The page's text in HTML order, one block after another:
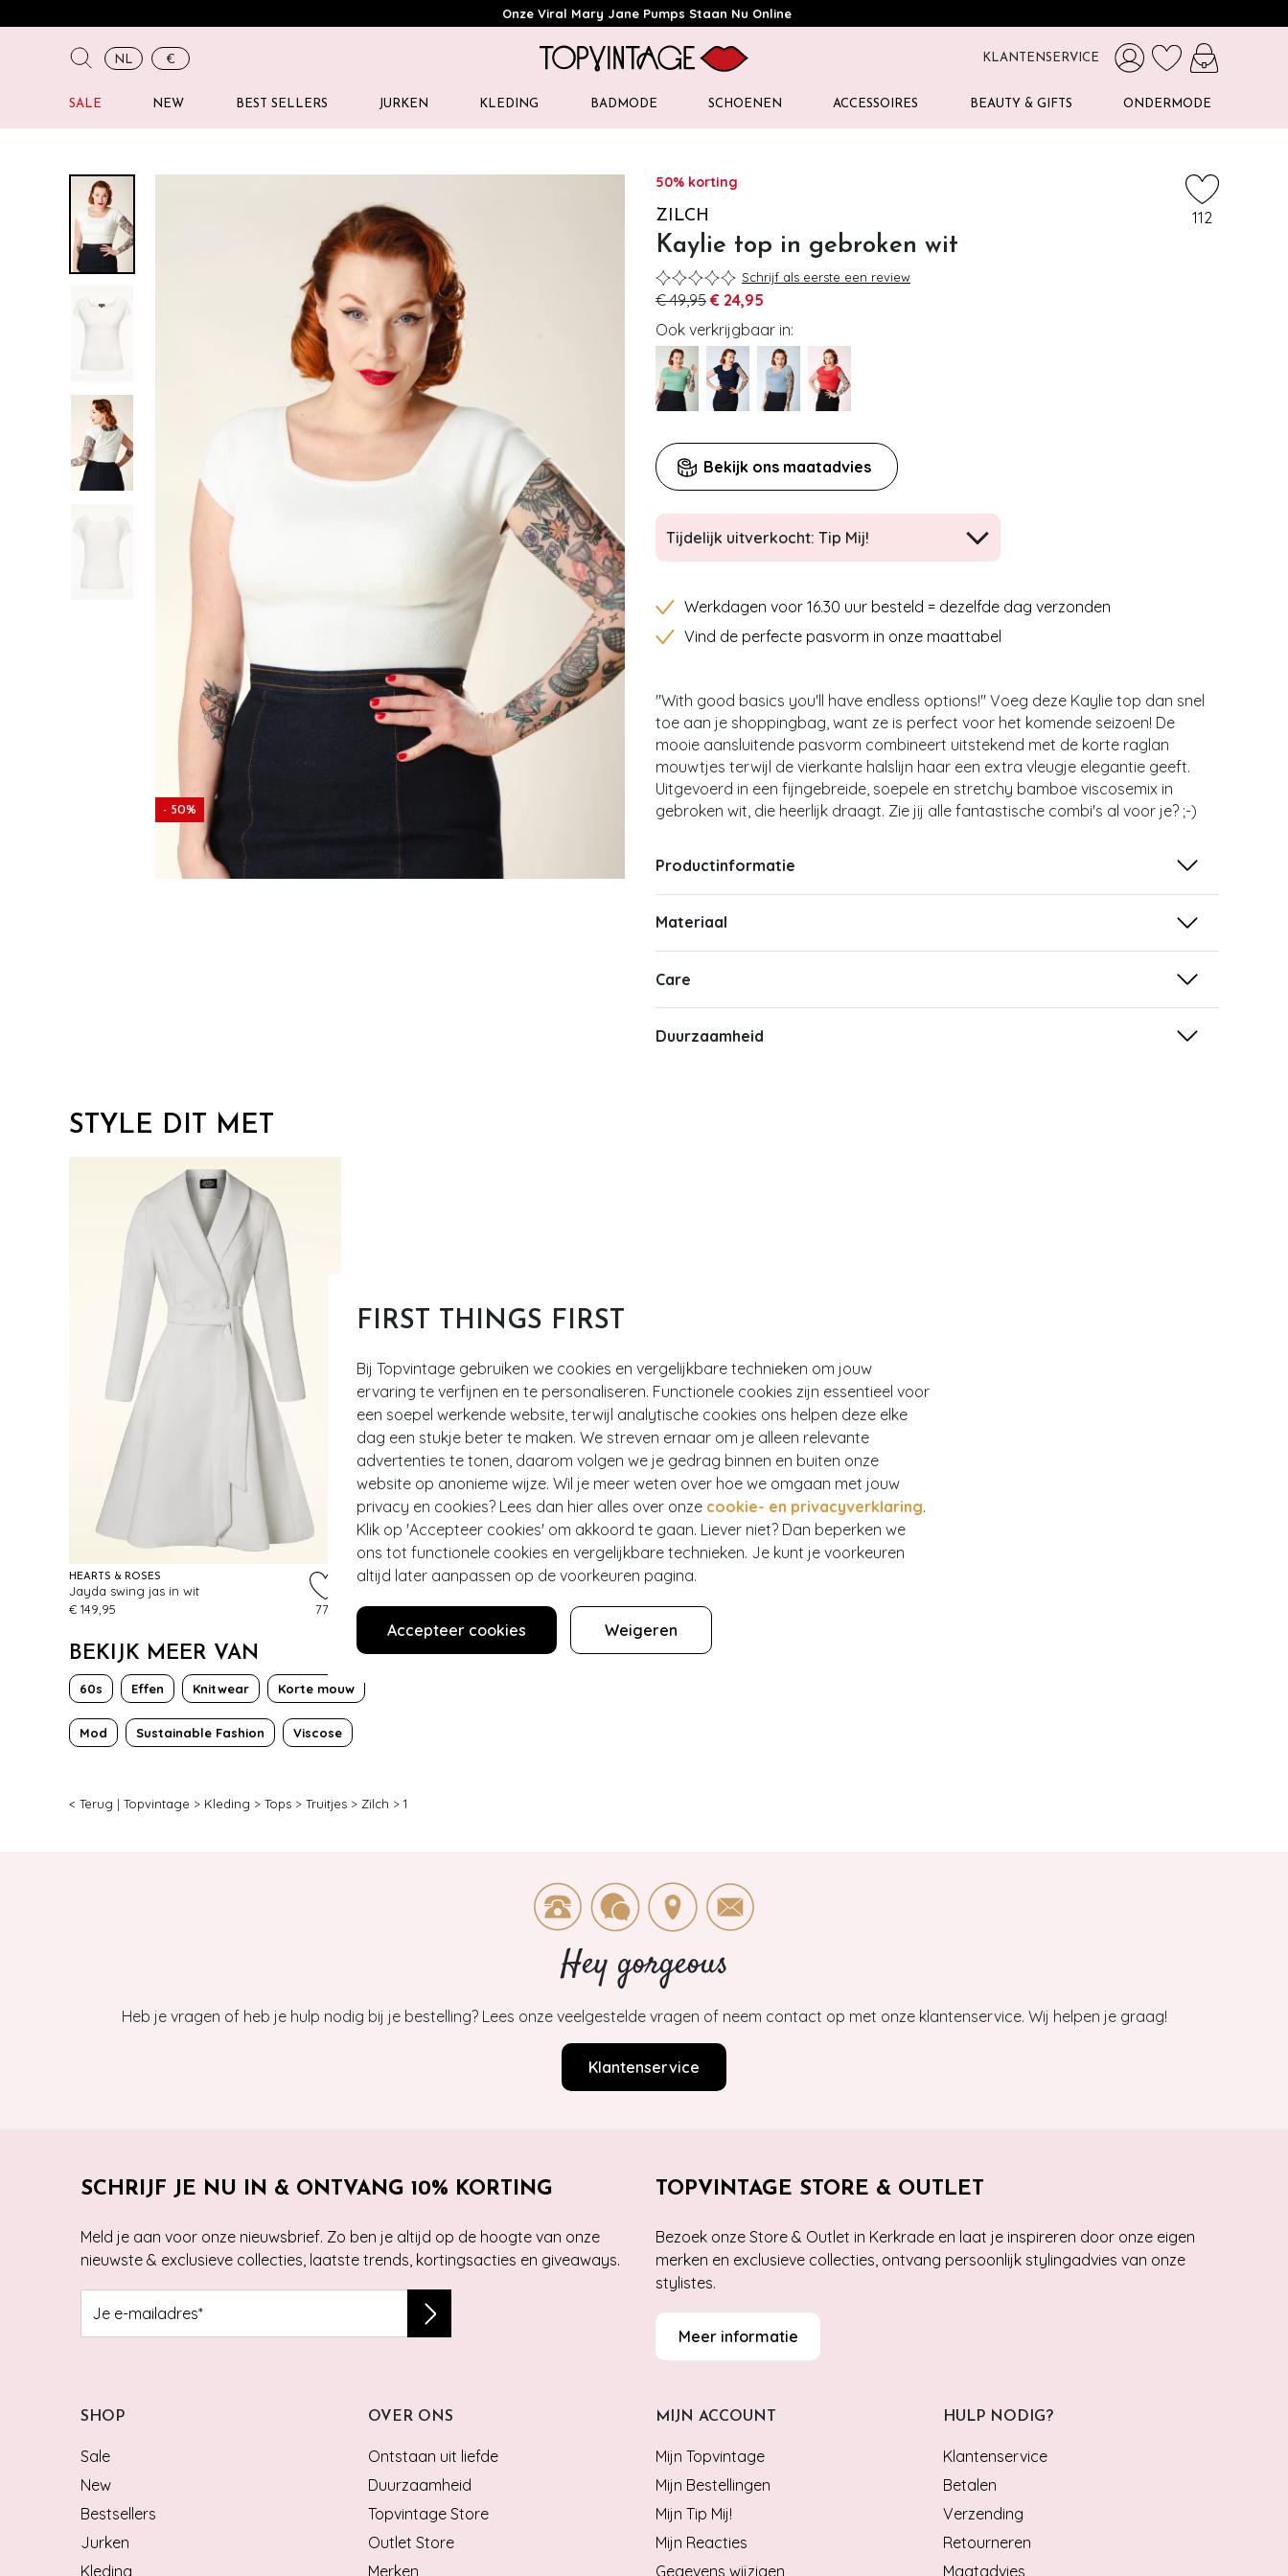
FIRST THINGS FIRST
Bij Topvintage gebruiken we cookies en vergelijkbare technieken om jouw
ervaring te verfijnen en te personaliseren. Functionele cookies zijn essentieel voor
een soepel werkende website, terwijl analytische cookies ons helpen deze elke
dag een stukje beter te maken. We streven ernaar om je alleen relevante
advertenties te tonen, daarom volgen we je gedrag binnen en buiten onze
website op anonieme wijze. Wil je meer weten over hoe we omgaan met jouw
privacy en cookies? Lees dan hier alles over onze cookie- en privacyverklaring.
Klik op 'Accepteer cookies' om akkoord te gaan. Liever niet? Dan beperken we
ons tot functionele cookies en vergelijkbare technieken. Je kunt je voorkeuren
altijd later aanpassen op de voorkeuren pagina.
Accepteer cookies Weigeren
Onze Viral Mary Jane Pumps Staan Nu Online
NL € KLANTENSERVICE
SALE NEW BEST SELLERS JURKEN KLEDING BADMODE SCHOENEN ACCESSOIRES BEAUTY & GIFTS ONDERMODE
- 50%
50% korting
ZILCH
Kaylie top in gebroken wit
112
Schrijf als eerste een review
€ 49,95 € 24,95
Ook verkrijgbaar in:
Bekijk ons maatadvies
Tijdelijk uitverkocht: Tip Mij!
Werkdagen voor 16.30 uur besteld = dezelfde dag verzonden
Vind de perfecte pasvorm in onze maattabel
''With good basics you'll have endless options!'' Voeg deze Kaylie top dan snel
toe aan je shoppingbag, want ze is perfect voor het komende seizoen! De
mooie aansluitende pasvorm combineert uitstekend met de korte raglan
mouwtjes terwijl de vierkante halslijn haar een extra vleugje elegantie geeft.
Uitgevoerd in een fijngebreide, soepele en stretchy bamboe viscosemix in
gebroken wit, die heerlijk draagt. Zie jij alle fantastische combi's al voor je? ;-)
Productinformatie
Materiaal
Care
Duurzaamheid
STYLE DIT MET
HEARTS & ROSES
Jayda swing jas in wit
€ 149,95
777
BEKIJK MEER VAN
60s Effen Knitwear Korte mouw
Mod Sustainable Fashion Viscose
< Terug | Topvintage > Kleding > Tops > Truitjes > Zilch > 1
Hey gorgeous
Heb je vragen of heb je hulp nodig bij je bestelling? Lees onze veelgestelde vragen of neem contact op met onze klantenservice. Wij helpen je graag!
Klantenservice
SCHRIJF JE NU IN & ONTVANG 10% KORTING
Meld je aan voor onze nieuwsbrief. Zo ben je altijd op de hoogte van onze
nieuwste & exclusieve collecties, laatste trends, kortingsacties en giveaways.
TOPVINTAGE STORE & OUTLET
Bezoek onze Store & Outlet in Kerkrade en laat je inspireren door onze eigen
merken en exclusieve collecties, ontvang persoonlijk stylingadvies van onze
stylistes.
Meer informatie
SHOP
Sale
New
Bestsellers
Jurken
Kleding
OVER ONS
Ontstaan uit liefde
Duurzaamheid
Topvintage Store
Outlet Store
Merken
MIJN ACCOUNT
Mijn Topvintage
Mijn Bestellingen
Mijn Tip Mij!
Mijn Reacties
Gegevens wijzigen
HULP NODIG?
Klantenservice
Betalen
Verzending
Retourneren
Maatadvies